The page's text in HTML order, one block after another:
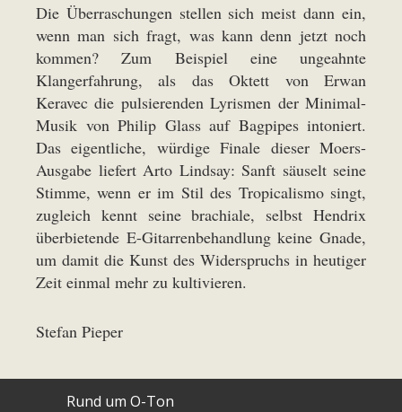
Die Überraschungen stellen sich meist dann ein,
wenn man sich fragt, was kann denn jetzt noch
kommen? Zum Beispiel eine ungeahnte
Klangerfahrung, als das Oktett von Erwan
Keravec die pulsierenden Lyrismen der Minimal-
Musik von Philip Glass auf Bagpipes intoniert.
Das eigentliche, würdige Finale dieser Moers-
Ausgabe liefert Arto Lindsay: Sanft säuselt seine
Stimme, wenn er im Stil des Tropicalismo singt,
zugleich kennt seine brachiale, selbst Hendrix
überbietende E-Gitarrenbehandlung keine Gnade,
um damit die Kunst des Widerspruchs in heutiger
Zeit einmal mehr zu kultivieren.
Stefan Pieper
Rund um O-Ton